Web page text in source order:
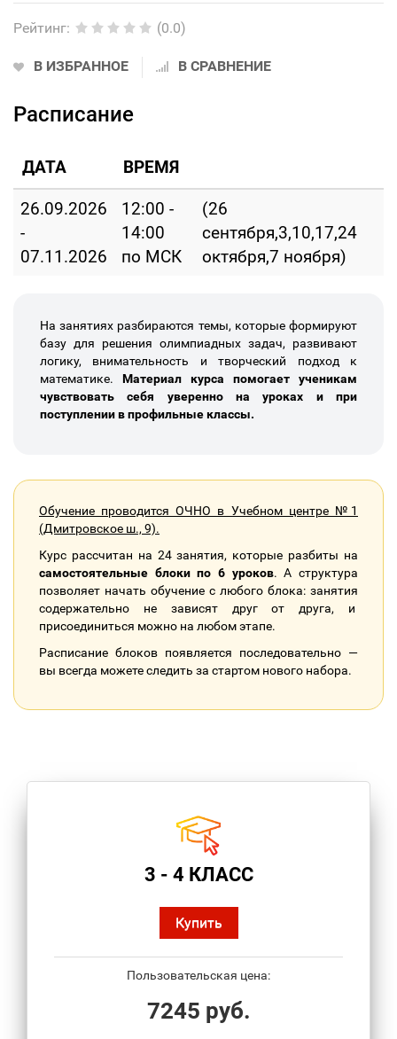
Рейтинг: (0.0)
В ИЗБРАННОЕ В СРАВНЕНИЕ
Расписание
ДАТА ВРЕМЯ
26.09.2026
-
07.11.2026
12:00 -
14:00
по МСК
(26
сентября,3,10,17,24
октября,7 ноября)
На занятиях разбираются темы, которые формируют
базу для решения олимпиадных задач, развивают
логику, внимательность и творческий подход к
математике. Материал курса помогает ученикам
чувствовать себя уверенно на уроках и при
поступлении в профильные классы.
Обучение проводится ОЧНО в Учебном центре №1
(Дмитровское ш., 9).
Курс рассчитан на 24 занятия, которые разбиты на
самостоятельные блоки по 6 уроков. А структура
позволяет начать обучение с любого блока: занятия
содержательно не зависят друг от друга, и
присоединиться можно на любом этапе.
Расписание блоков появляется последовательно —
вы всегда можете следить за стартом нового набора.
3 - 4 КЛАСС
Купить
Пользовательская цена:
7245 руб.